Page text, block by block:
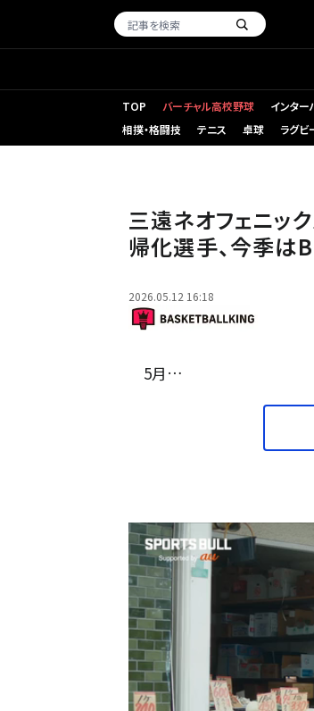
TOP バーチャル高校野球 インター
相撲・格闘技
テニス 卓球 ラグビ
三遠ネオフェニッ
帰化選手、今季は
2026.05.12 16:18
5月…